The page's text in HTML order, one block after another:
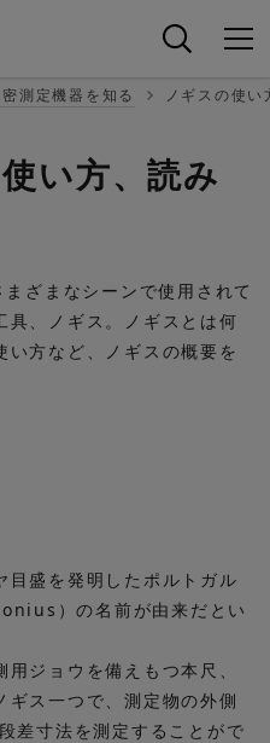
測定機器を知る ノギスの使い
い方、読み
ざまなシーンで使用されて
具、ノギス。ノギスとは何
方など、ノギスの概要を
目盛を発明したポルトガル
）の名前が由来だとい
ジョウを備えもつ本尺、
ギス一つで、測定物の外側
差寸法を測定することがで